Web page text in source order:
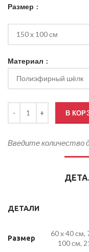
Размер
Материал
В
Введите
ДЕТАЛИ
Размер
60 x 40 см,
100 см,